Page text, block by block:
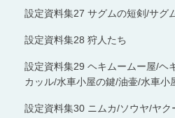
設定資料集27 サグムの短剣/サグ
設定資料集28 狩人たち
設定資料集29 ヘキムームー屋/ヘ
カッル/水車小屋の鍵/油壷/水車小
設定資料集30 ニムカ/ソウヤ/ヤ